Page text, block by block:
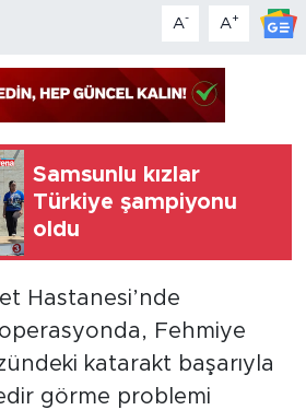
A- A+
Samsunlu kızlar
Türkiye şampiyonu
oldu
Hastanesi’nde
Fehmiye
katarakt başarıyla
görme problemi